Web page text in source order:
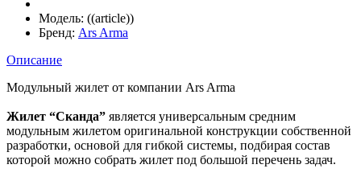
Модель: ((article))
Бренд: Ars Arma
Описание
Модульный жилет от компании Ars Arma
Жилет “Сканда” является универсальным средним
модульным жилетом оригинальной конструкции собственной
разработки, основой для гибкой системы, подбирая состав
которой можно собрать жилет под большой перечень задач.